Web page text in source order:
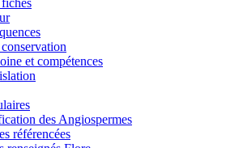
et compétences
des Angiospermes
référencées